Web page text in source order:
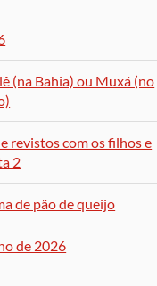
(na Bahia) ou Muxá (no
revistos com os filhos e
2
de pão de queijo
de 2026